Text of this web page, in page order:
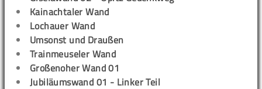
Kainachtaler Wand
Lochauer Wand
Umsonst und Draußen
Trainmeuseler Wand
Großenoher Wand 01
Jubiläumswand 01 - Linker Teil